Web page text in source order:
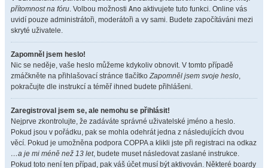
přítomnost na fóru. Volbou možnosti Ano aktivujete tuto funkci. Online vás
uvidí pouze administrátoři, moderátoři a vy sami. Budete započítáváni mezi
skryté uživatele.
Zapomněl jsem heslo!
Nic se neděje, vaše heslo můžeme kdykoliv obnovit. V tomto případě
zmáčkněte na přihlašovací stránce tlačítkoZapomněl jsem svoje heslo,
pokračujte dle instrukcí a téměř ihned budete přihlášeni.
Zaregistroval jsem se, ale nemohu se přihlásit!
Nejprve zkontrolujte, že zadáváte správné uživatelské jméno a heslo.
Pokud jsou v pořádku, pak se mohla odehrát jedna z následujících dvou
věcí. Pokud je umožněna podpora COPPA a klikli jste při registraci na odkaz
…a je mi méně než 13 let, budete muset následovat zaslané instrukce.
Pokud toto není ten případ, pak váš účet musí být aktivován. Některé boardy